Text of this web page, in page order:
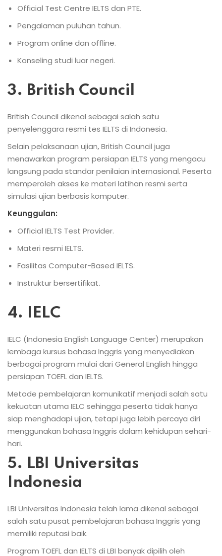
Official Test Centre IELTS dan PTE.
Pengalaman puluhan tahun.
Program online dan offline.
Konseling studi luar negeri.
3. British Council
British Council dikenal sebagai salah satu
penyelenggara resmi tes IELTS di Indonesia.
Selain pelaksanaan ujian, British Council juga
menawarkan program persiapan IELTS yang mengacu
langsung pada standar penilaian internasional. Peserta
memperoleh akses ke materi latihan resmi serta
simulasi ujian berbasis komputer.
Keunggulan:
Official IELTS Test Provider.
Materi resmi IELTS.
Fasilitas Computer-Based IELTS.
Instruktur bersertifikat.
4. IELC
IELC (Indonesia English Language Center) merupakan
lembaga kursus bahasa Inggris yang menyediakan
berbagai program mulai dari General English hingga
persiapan TOEFL dan IELTS.
Metode pembelajaran komunikatif menjadi salah satu
kekuatan utama IELC sehingga peserta tidak hanya
siap menghadapi ujian, tetapi juga lebih percaya diri
menggunakan bahasa Inggris dalam kehidupan sehari-
hari.
5. LBI Universitas
Indonesia
LBI Universitas Indonesia telah lama dikenal sebagai
salah satu pusat pembelajaran bahasa Inggris yang
memiliki reputasi baik.
Program TOEFL dan IELTS di LBI banyak dipilih oleh